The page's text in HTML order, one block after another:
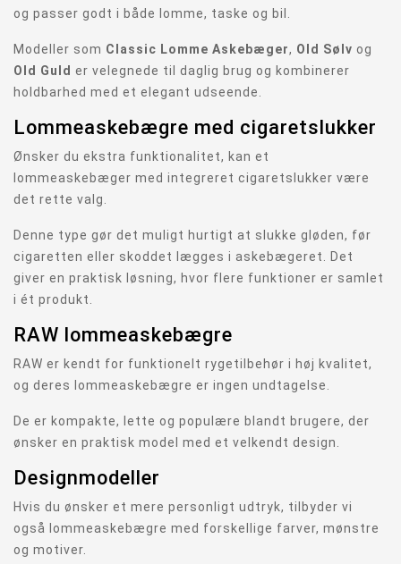
og passer godt i både lomme, taske og bil.
Modeller som Classic Lomme Askebæger, Old Sølv og
Old Guld er velegnede til daglig brug og kombinerer
holdbarhed med et elegant udseende.
Lommeaskebægre med cigaretslukker
Ønsker du ekstra funktionalitet, kan et
lommeaskebæger med integreret cigaretslukker være
det rette valg.
Denne type gør det muligt hurtigt at slukke gløden, før
cigaretten eller skoddet lægges i askebægeret. Det
giver en praktisk løsning, hvor flere funktioner er samlet
i ét produkt.
RAW lommeaskebægre
RAW er kendt for funktionelt rygetilbehør i høj kvalitet,
og deres lommeaskebægre er ingen undtagelse.
De er kompakte, lette og populære blandt brugere, der
ønsker en praktisk model med et velkendt design.
Designmodeller
Hvis du ønsker et mere personligt udtryk, tilbyder vi
også lommeaskebægre med forskellige farver, mønstre
og motiver.